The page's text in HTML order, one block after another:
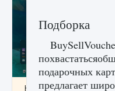
Как приручить
Подборка
подарочных
предлагает